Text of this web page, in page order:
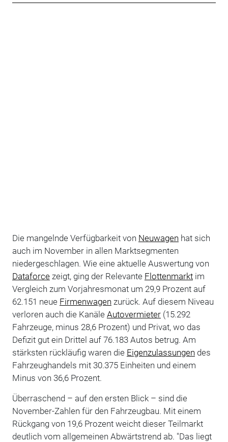
Die mangelnde Verfügbarkeit von Neuwagen hat sich
auch im November in allen Marktsegmenten
niedergeschlagen. Wie eine aktuelle Auswertung von
Dataforcezeigt, ging der Relevante Flottenmarktim
Vergleich zum Vorjahresmonat um 29,9 Prozent auf
62.151 neue Firmenwagen zurück. Auf diesem Niveau
verloren auch die Kanäle Autovermieter(15.292
Fahrzeuge, minus 28,6 Prozent) und Privat, wo das
Defizit gut ein Drittel auf 76.183 Autos betrug. Am
stärksten rückläufig waren die Eigenzulassungen des
Fahrzeughandels mit 30.375 Einheiten und einem
Minus von 36,6 Prozent.
Überraschend – auf den ersten Blick – sind die
November-Zahlen für den Fahrzeugbau. Mit einem
Rückgang von 19,6 Prozent weicht dieser Teilmarkt
deutlich vom allgemeinen Abwärtstrend ab. "Das liegt